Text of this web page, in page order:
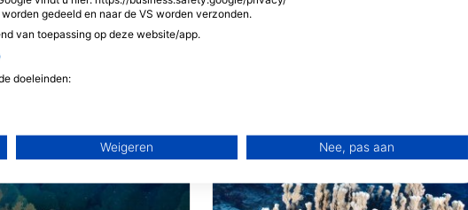
gedeeld en naar de VS worden verzonden.
van toepassing op deze website/app.
doeleinden:
advertenties te selecteren
van gepersonaliseerde advertenties
Weigeren Nee, pas aan